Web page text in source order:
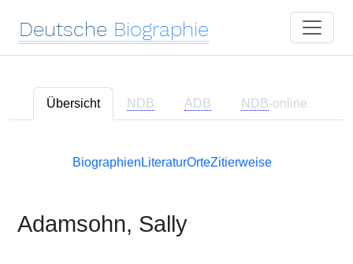
Deutsche Biographie
Übersicht NDB ADB NDB-online
Biographien LiteraturOrteZitierweise
Adamsohn, Sally